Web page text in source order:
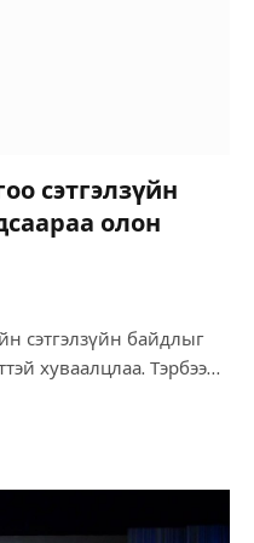
сэтгэлзүйн
олон
сэтгэлзүйн байдлыг
хуваалцлаа. Тэрбээр
гадагшаа улам